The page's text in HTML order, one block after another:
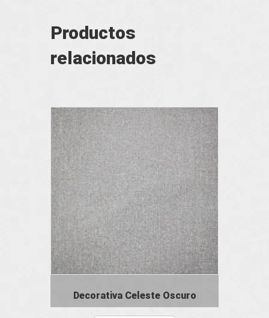
Productos
relacionados
Decorativa Celeste Oscuro